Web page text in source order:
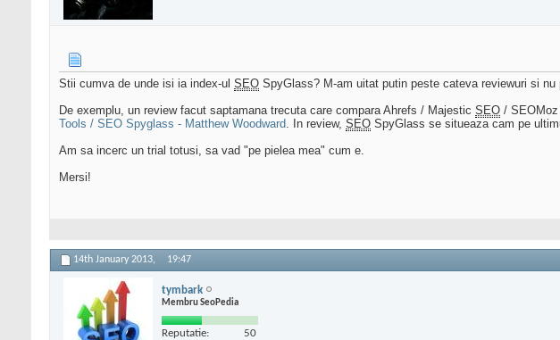
Stii cumva de unde isi ia index-ul SEO SpyGlass? M-am uitat putin peste cateva reviewuri si nu
De exemplu, un review facut saptamana trecuta care compara Ahrefs / Majestic SEO /
Tools / SEO Spyglass - Matthew Woodward. In review, SEO SpyGlass se situeaza cam pe
Am sa incerc un trial totusi, sa vad "pe pielea mea" cum e.
Mersi!
14th January 2013, 19:47
tymbark
Membru SeoPedia
Reputatie: 50